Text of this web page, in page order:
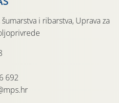
i ribarstva, Uprava za
692